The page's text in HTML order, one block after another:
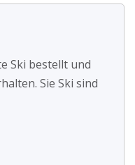
Ski bestellt und
Sie Ski sind